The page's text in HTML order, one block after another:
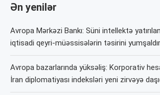
Ən yenilər
Avropa Mərkəzi Bankı: Süni intellektə
iqtisadi qeyri-müəssisələrin təsirini yumşaldır
Avropa bazarlarında yüksəliş: Korporativ
İran diplomatiyası indeksləri yeni zirvəyə